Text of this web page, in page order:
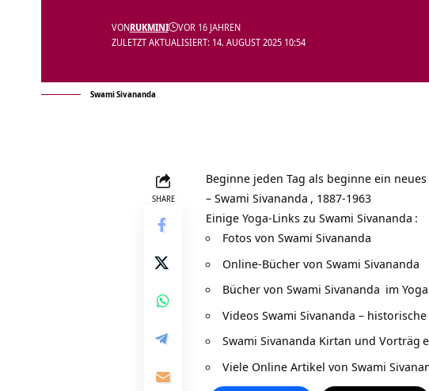
ZULETZT AKTUALISIERT: 14. AUGUST 2025 10:54
VONRUKMINI VOR 16 JAHREN
Swami Sivananda
SHARE
Beginne jeden Tag als beginne ein neues
– Swami Sivananda , 1887-1963
Einige Yoga-Links zu Swami Sivananda :
Fotos von Swami Sivananda
Online-Bücher von Swami Sivananda
Bücher von Swami Sivananda im
Videos Swami Sivananda –
Swami Sivananda Kirtan und Vorträg
Viele Online Artikel von Swami